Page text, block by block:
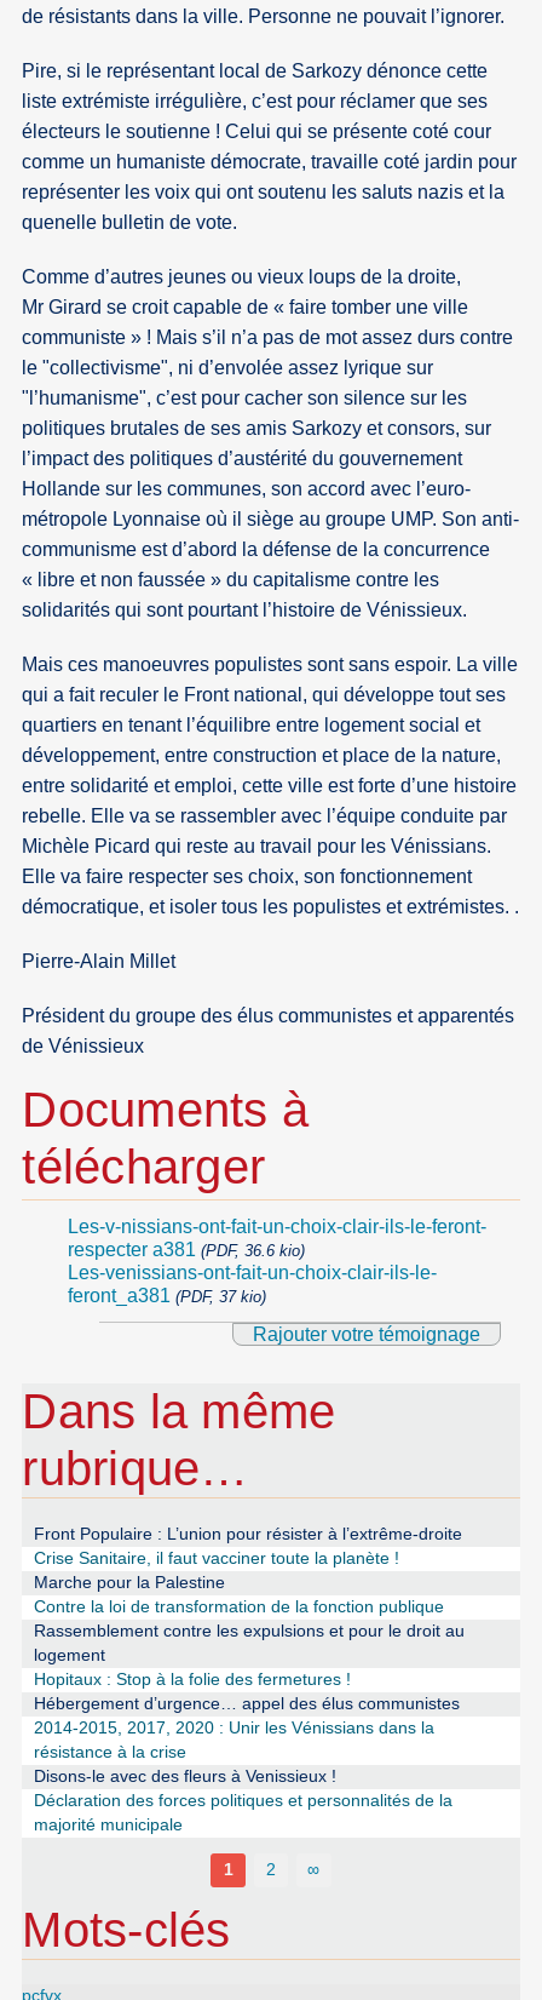
de résistants dans la ville. Personne ne pouvait l’ignorer.
Pire, si le représentant local de Sarkozy dénonce cette
liste extrémiste irrégulière, c’est pour réclamer que ses
électeurs le soutienne ! Celui qui se présente coté cour
comme un humaniste démocrate, travaille coté jardin pour
représenter les voix qui ont soutenu les saluts nazis et la
quenelle bulletin de vote.
Comme d’autres jeunes ou vieux loups de la droite,
Mr Girard se croit capable de « faire tomber une ville
communiste » ! Mais s’il n’a pas de mot assez durs contre
le "collectivisme", ni d’envolée assez lyrique sur
"l’humanisme", c’est pour cacher son silence sur les
politiques brutales de ses amis Sarkozy et consors, sur
l’impact des politiques d’austérité du gouvernement
Hollande sur les communes, son accord avec l’euro-
métropole Lyonnaise où il siège au groupe UMP. Son anti-
communisme est d’abord la défense de la concurrence
« libre et non faussée » du capitalisme contre les
solidarités qui sont pourtant l’histoire de Vénissieux.
Mais ces manoeuvres populistes sont sans espoir. La ville
qui a fait reculer le Front national, qui développe tout ses
quartiers en tenant l’équilibre entre logement social et
développement, entre construction et place de la nature,
entre solidarité et emploi, cette ville est forte d’une histoire
rebelle. Elle va se rassembler avec l’équipe conduite par
Michèle Picard qui reste au travail pour les Vénissians.
Elle va faire respecter ses choix, son fonctionnement
démocratique, et isoler tous les populistes et extrémistes. .
Pierre-Alain Millet
Président du groupe des élus communistes et apparentés
de Vénissieux
Documents à
télécharger
Les-v-nissians-ont-fait-un-choix-clair-ils-le-feront-
respecter a381 (PDF, 36.6 kio)
Les-venissians-ont-fait-un-choix-clair-ils-le-
feront_a381 (PDF, 37 kio)
Rajouter votre témoignage
Dans la même
rubrique…
Front Populaire : L’union pour résister à l’extrême-droite
Crise Sanitaire, il faut vacciner toute la planète !
Marche pour la Palestine
Contre la loi de transformation de la fonction publique
Rassemblement contre les expulsions et pour le droit au
logement
Hopitaux : Stop à la folie des fermetures !
Hébergement d’urgence… appel des élus communistes
2014-2015, 2017, 2020 : Unir les Vénissians dans la
résistance à la crise
Disons-le avec des fleurs à Venissieux !
Déclaration des forces politiques et personnalités de la
majorité municipale
1 2 ∞
Mots-clés
pcfvx